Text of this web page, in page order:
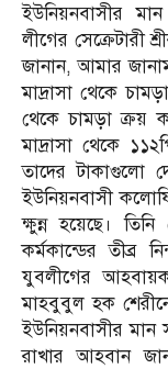
ইউনিয়নবাসীর
লীগের সেক্রেটারী
জানান, আমার
মাদ্রাসা থেকে
থেকে চামড়া ক্রয়
মাদ্রাসা থেকে
তাদের টাকাগুলো
ইউনিয়নবাসী
ক্ষুন্ন হয়েছে।
কর্মকান্ডের তীব্র
যুবলীগের
মাহবুবুল হক
ইউনিয়নবাসীর মান
রাখার আহবান